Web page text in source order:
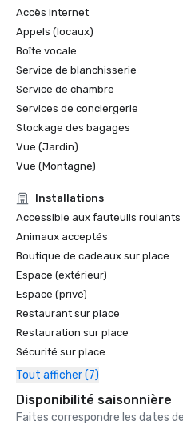
Silicon Business Journal —
#1 Les parcours de golf les
Grande Baie
Golfweek Magazine — mai
#7 Les 100 meilleurs
en Californie et #69 aux
Forbes — février 2020
Récompense 4 étoiles pour le
Forbes — 2019
Prix des lecteurs de Condé
« Les meilleurs complexes
Californie » - #9
Accès Internet
Appels (locaux)
Boîte vocale
Service de blanchisserie
Service de chambre
Services de conciergerie
Stockage des bagages
Vue (Jardin)
Vue (Montagne)
Installations
Accessible aux fauteuils roulants
Animaux acceptés
Boutique de cadeaux sur place
Espace (extérieur)
Espace (privé)
Restaurant sur place
Restauration sur place
Sécurité sur place
Tout afficher (7)
Disponibilité saisonnière
Faites correspondre les dates